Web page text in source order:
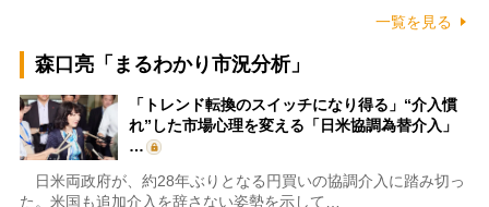
一覧を見る
森口亮「まるわかり市況分析」
「トレンド転換のスイッチになり得る」“介入慣
れ”した市場心理を変える「日米協調為替介入」
…
日米両政府が、約28年ぶりとなる円買いの協調介入に踏み切っ
た。米国も追加介入を辞さない姿勢を示して…